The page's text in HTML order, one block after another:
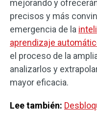
mejorando y
precisos y más
emergencia de la
aprendizaje
el proceso de la
analizarlos y
mayor eficacia.
Lee también: